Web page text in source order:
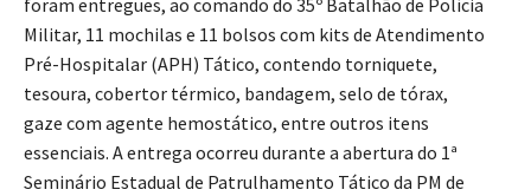
Militar, 11 mochilas e 11 bolsos com kits de Atendimento
Pré-Hospitalar (APH) Tático, contendo torniquete,
tesoura, cobertor térmico, bandagem, selo de tórax,
gaze com agente hemostático, entre outros itens
essenciais. A entrega ocorreu durante a abertura do 1ª
Seminário Estadual de Patrulhamento Tático da PM de